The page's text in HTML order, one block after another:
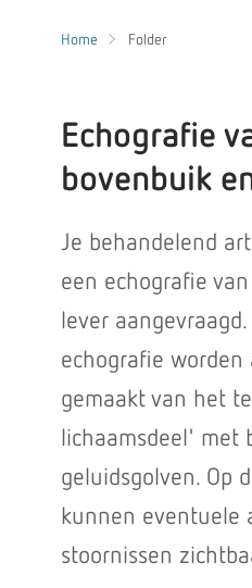
Home Folder
Echografie
bovenbuik
Je behandelend
een echografie
lever
echografie worden
gemaakt van het
lichaamsdeel' met
geluidsgolven. Op
kunnen eventuele
stoornissen